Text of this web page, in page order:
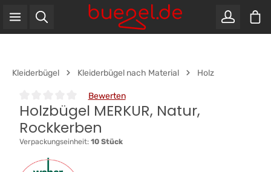
Zum Hauptinhalt springen
Kleiderbügel Kleiderbügel nach Material Holz
Durchschnittliche Bewertung von 0 von 5 Sternen
Bewerten
Holzbügel MERKUR, Natur,
Rockkerben
Verpackungseinheit: 10 Stück